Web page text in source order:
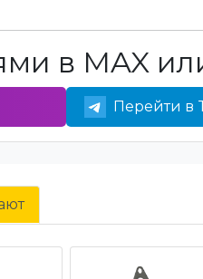
в MAX
Перейти в